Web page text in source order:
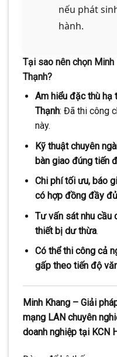
nếu phát
hành.
Tại sao nên chọn
Thạnh?
Am hiểu đặc thù hạ
Thạnh: Đã thi công
này.
Kỹ thuật chuyên
bàn giao đúng tiến
Chi phí tối ưu, báo
có hợp đồng đầy đủ
Tư vấn sát nhu cầu
thiết bị dư thừa.
Có thể thi công cả
gấp theo tiến độ
Minh Khang – Giải
mạng LAN chuyên
doanh nghiệp tại KCN